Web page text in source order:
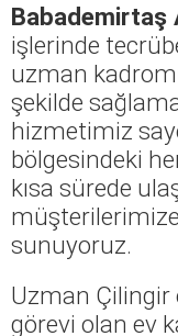
Babademirtaş
işlerinde
uzman
şekilde
hizmetimiz
bölgesindeki
kısa sürede
sunuyoruz.
Uzman Çilingir
görevi olan ev